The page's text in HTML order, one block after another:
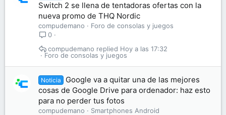
Switch 2 se llena de tentadoras ofertas con la
nueva promo de THQ Nordic
compudemano
Foro de consolas y juegos
0
Foro de consolas y juegos
Hoy a las 17:32
compudemano
Noticia
Google va a quitar una de las mejores
cosas de Google Drive para ordenador: haz esto
para no perder tus fotos
compudemano
Smartphones Android